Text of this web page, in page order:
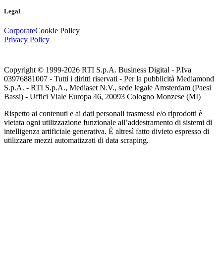
Legal
CorporateCookie Policy
Privacy Policy
Copyright © 1999-2026 RTI S.p.A. Business Digital - P.Iva
03976881007 - Tutti i diritti riservati - Per la pubblicità Mediamond
S.p.A. - RTI S.p.A., Mediaset N.V., sede legale Amsterdam (Paesi
Bassi) - Uffici Viale Europa 46, 20093 Cologno Monzese (MI)
Rispetto ai contenuti e ai dati personali trasmessi e/o riprodotti è
vietata ogni utilizzazione funzionale all’addestramento di sistemi di
intelligenza artificiale generativa. È altresì fatto divieto espresso di
utilizzare mezzi automatizzati di data scraping.